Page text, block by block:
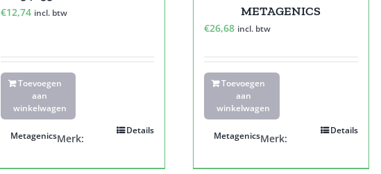
€12,74 incl. btw
Toevoegen
aan
winkelwagen
Details
Merk:
Metagenics
METAGENICS
€26,68 incl. btw
Toevoegen
aan
winkelwagen
Details
Merk:
Metagenics